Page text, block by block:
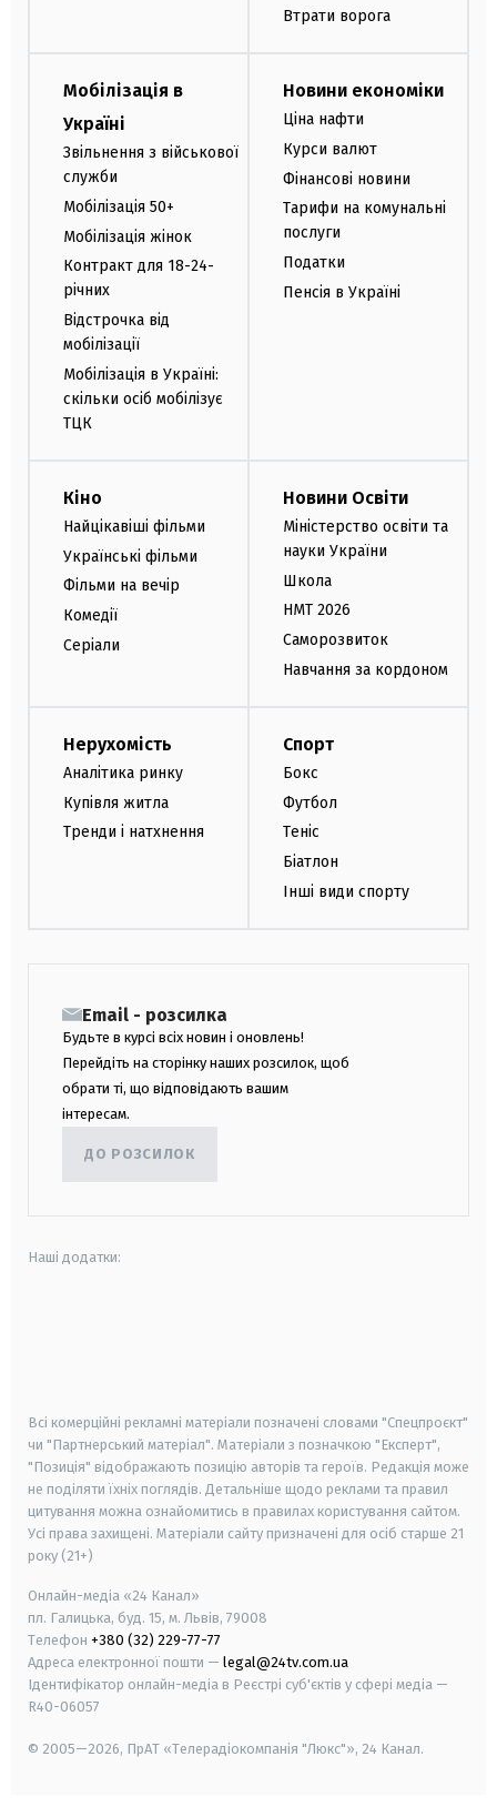
Втрати ворога
Мобілізація в
Україні
Звільнення з військової
служби
Мобілізація 50+
Мобілізація жінок
Контракт для 18-24-
річних
Відстрочка від
мобілізації
Мобілізація в Україні:
скільки осіб мобілізує
ТЦК
Новини економіки
Ціна нафти
Курси валют
Фінансові новини
Тарифи на комунальні
послуги
Податки
Пенсія в Україні
Кіно
Найцікавіші фільми
Українські фільми
Фільми на вечір
Комедії
Серіали
Новини Освіти
Міністерство освіти та
науки України
Школа
НМТ 2026
Саморозвиток
Навчання за кордоном
Нерухомість
Аналітика ринку
Купівля житла
Тренди і натхнення
Спорт
Бокс
Футбол
Теніс
Біатлон
Інші види спорту
Email - розсилка
Будьте в курсі всіх новин і оновлень!
Перейдіть на сторінку наших розсилок, щоб
обрати ті, що відповідають вашим
інтересам.
ДО РОЗСИЛОК
Наші додатки:
Всі комерційні рекламні матеріали позначені словами "Спецпроєкт"
чи "Партнерський матеріал". Матеріали з позначкою "Експерт",
"Позиція" відображають позицію авторів та героїв. Редакція може
не поділяти їхніх поглядів. Детальніше щодо реклами та правил
цитування можна ознайомитись в правилах користування сайтом.
Усі права захищені. Матеріали сайту призначені для осіб старше 21
року (21+)
Онлайн-медіа «24 Канал»
пл. Галицька, буд. 15, м. Львів, 79008
Телефон +380 (32) 229-77-77
Адреса електронної пошти — legal@24tv.com.ua
Ідентифікатор онлайн-медіа в Реєстрі суб'єктів у сфері медіа —
R40-06057
© 2005—2026, ПрАТ «Телерадіокомпанія "Люкс"», 24 Канал.